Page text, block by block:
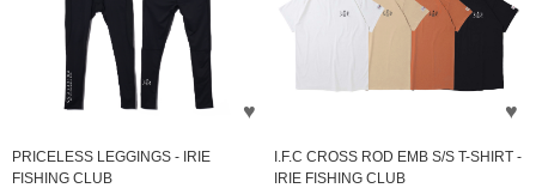
PRICELESS LEGGINGS - IRIE
FISHING CLUB
I.F.C CROSS ROD EMB S/S T-SHIRT -
IRIE FISHING CLUB